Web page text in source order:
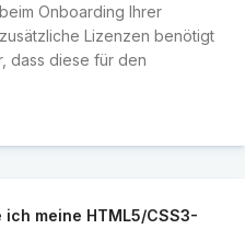
Onboarding Ihrer
Lizenzen benötigt
dass diese für den
meine HTML5/CSS3-